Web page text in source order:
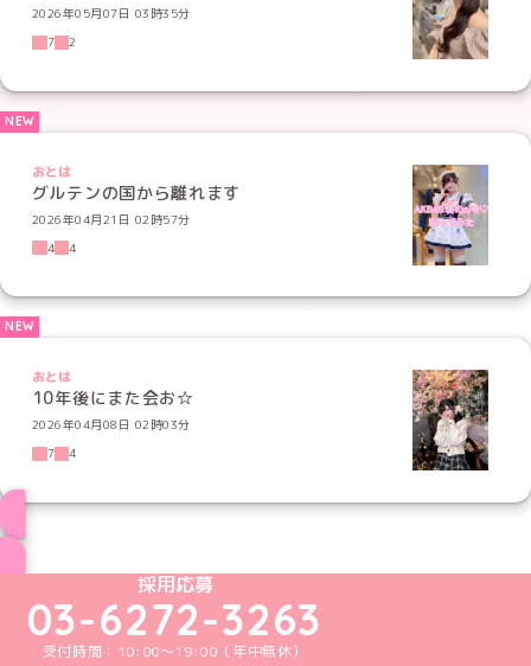
2026年05月07日 03時35分
7
2
おとは
グルテンの国から離れます
2026年04月21日 02時57分
4
4
おとは
10年後にまた会お☆
2026年04月08日 02時03分
7
4
めいどりーみんTikTok公式アカウント
めいどりーみんX公式アカウント
めいどりーみんInstagram公式アカウント
めいどりーみんFacebook公式アカウン
めいどりーみんYouTube公式アカ
採用応募
03-6272-3263
受付時間：10:00～19:00（年中無休）